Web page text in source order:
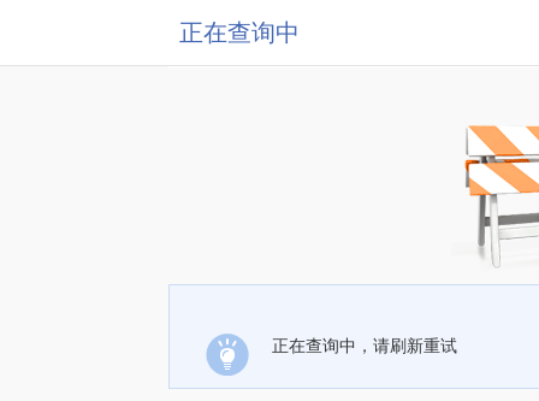
正在查询中
正在查询中，请刷新重试